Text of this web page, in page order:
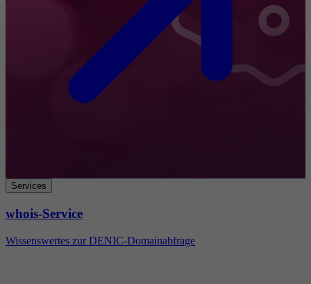
Services
whois-Service
Wissenswertes zur DENIC-Domainabfrage